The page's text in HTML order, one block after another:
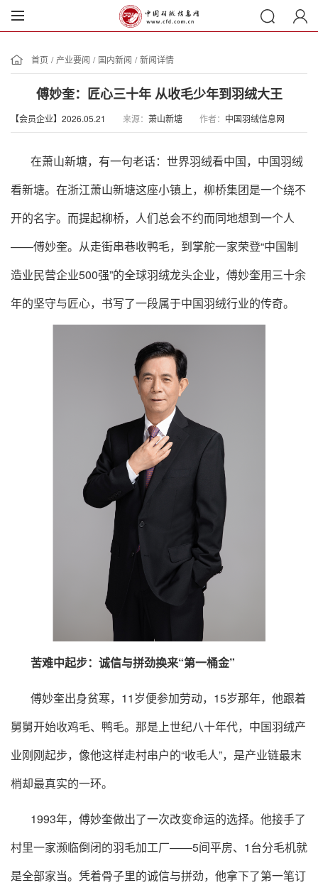
首页 / 产业要闻 / 国内新闻 / 新闻详情
傅妙奎：匠心三十年 从收毛少年到羽绒大王
【会员企业】2026.05.21 来源： 萧山新塘 作者： 中国羽绒信息网
在萧山新塘，有一句老话：世界羽绒看中国，中国羽绒
看新塘。在浙江萧山新塘这座小镇上，柳桥集团是一个绕不
开的名字。而提起柳桥，人们总会不约而同地想到一个人
——傅妙奎。从走街串巷收鸭毛，到掌舵一家荣登“中国制
造业民营企业500强”的全球羽绒龙头企业，傅妙奎用三十余
年的坚守与匠心，书写了一段属于中国羽绒行业的传奇。
苦难中起步：诚信与拼劲换来“第一桶金”
傅妙奎出身贫寒，11岁便参加劳动，15岁那年，他跟着
舅舅开始收鸡毛、鸭毛。那是上世纪八十年代，中国羽绒产
业刚刚起步，像他这样走村串户的“收毛人”，是产业链最末
梢却最真实的一环。
1993年，傅妙奎做出了一次改变命运的选择。他接手了
村里一家濒临倒闭的羽毛加工厂——5间平房、1台分毛机就
是全部家当。凭着骨子里的诚信与拼劲，他拿下了第一笔订